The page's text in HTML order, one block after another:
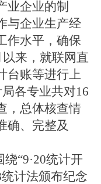
业企业的制
与企业生产经
作水平，确保
以来，就联网直
台账等进行上
各专业共对16
，总体核查情
确、完整及
绕“9·20统计开
统计法颁布纪念